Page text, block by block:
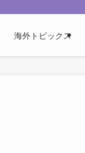
海外トピックス